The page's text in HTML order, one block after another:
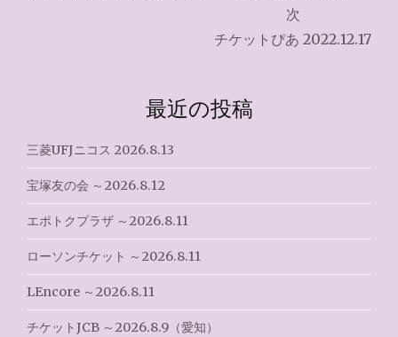
シ
ョ
ン
次
チケットぴあ 2022.12.17
最近の投稿
三菱UFJニコス 2026.8.13
宝塚友の会 ～2026.8.12
エポトクプラザ ～2026.8.11
ローソンチケット ～2026.8.11
LEncore ～2026.8.11
チケットJCB ～2026.8.9（愛知）